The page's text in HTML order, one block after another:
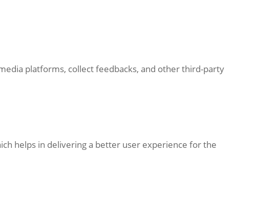
platforms, collect feedbacks, and other third-party
helps in delivering a better user experience for the